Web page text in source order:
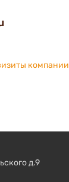
компании
д.9